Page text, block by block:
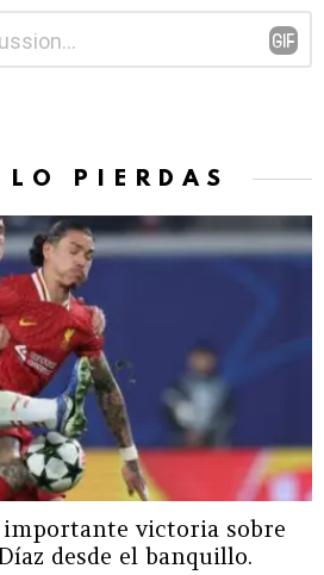
LO PIERDAS
victoria sobre
desde el banquillo.